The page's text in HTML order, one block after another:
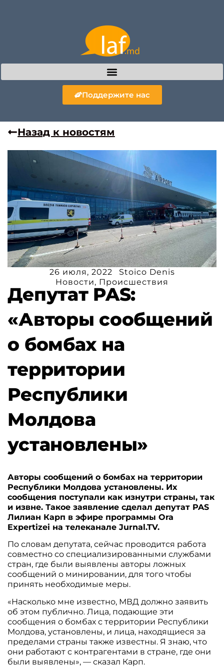
Поддержите нас
Назад к новостям
26 июля, 2022
Stoico Denis
Новости, Происшествия
Депутат PAS:
«Авторы сообщений
о бомбах на
территории
Республики
Молдова
установлены»
Авторы сообщений о бомбах на территории
Республики Молдова установлены. Их
сообщения поступали как изнутри страны, так
и извне. Такое заявление сделал депутат PAS
Лилиан Карп в эфире программы Ora
Expertizei на телеканале Jurnal.TV.
По словам депутата, сейчас проводится работа
совместно со специализированными службами
стран, где были выявлены авторы ложных
сообщений о минировании, для того чтобы
принять необходимые меры.
«Насколько мне известно, МВД должно заявить
об этом публично. Лица, подающие эти
сообщения о бомбах с территории Республики
Молдова, установлены, и лица, находящиеся за
пределами страны также известны. Я знаю, что
они работают с контрагентами в стране, где они
были выявлены», — сказал Карп.